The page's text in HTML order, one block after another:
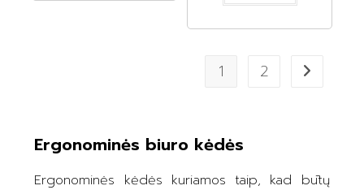
1 2
Ergonominės biuro kėdės
Ergonominės kėdės kuriamos taip, kad būtų